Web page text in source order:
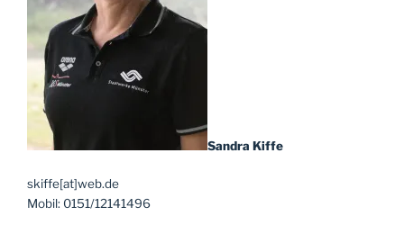
Sandra Kiffe
skiffe[at]web.de
Mobil: 0151/12141496